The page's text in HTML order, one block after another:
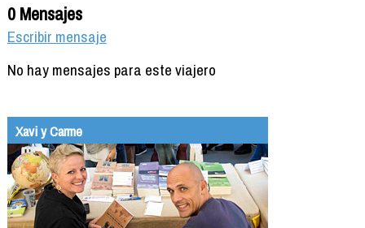
0 Mensajes
Escribir mensaje
No hay mensajes para este viajero
Xavi y Carme